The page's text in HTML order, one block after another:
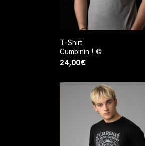
T-Shirt
Cumbinìn ! ©
24,00€